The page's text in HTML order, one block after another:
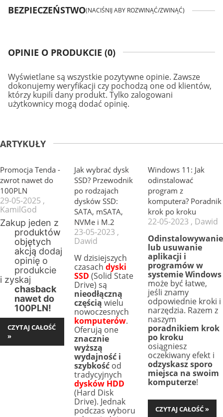
BEZPIECZEŃSTWO(NACIŚNIJ ABY ROZWINĄĆ/ZWINĄĆ)
OPINIE O PRODUKCIE (0)
Wyświetlane są wszystkie pozytywne opinie. Zawsze
dokonujemy weryfikacji czy pochodzą one od klientów,
którzy kupili dany produkt. Tylko zalogowani
użytkownicy mogą dodać opinię.
ARTYKUŁY
Promocja Tenda -
zwrot nawet do
100PLN
29-05-2025 ,
KamilGod
Zakup jeden z
produktów
objętych
akcją dodaj
opinię o
produkcie
i zyskaj
chasback
nawet do
100PLN!
CZYTAJ CAŁOŚĆ
»
Jak wybrać dysk
SSD? Przewodnik
po rodzajach
dysków SSD:
SATA, mSATA,
NVMe i M.2
23-05-2023 ,
Dawid
W dzisiejszych
czasach dyski
SSD (Solid State
Drive) są
nieodłączną
częścią wielu
nowoczesnych
komputerów.
Oferują one
znacznie
wyższą
wydajność i
szybkośćod
tradycyjnych
dysków HDD
(Hard Disk
Drive). Jednak
podczas wyboru
Windows 11: Jak
odinstalować
program z
komputera? Poradnik
krok po kroku
22-05-2023 , Dawid
Odinstalowywanie
lub usuwanie
aplikacji i
programów w
systemie Windows
może być łatwe,
jeśli znamy
odpowiednie kroki i
narzędzia. Razem z
naszym
poradnikiem krok
po kroku
osiągniesz
oczekiwany efekt i
odzyskasz sporo
miejsca na swoim
komputerze!
CZYTAJ CAŁOŚĆ »